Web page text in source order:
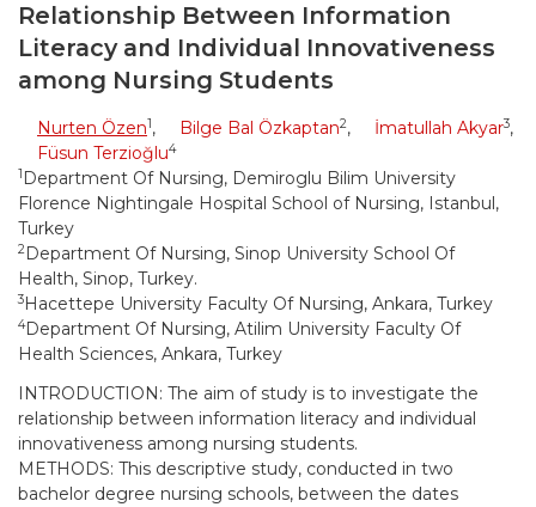
Relationship Between Information
Literacy and Individual Innovativeness
among Nursing Students
Nurten Özen1, Bilge Bal Özkaptan2, İmatullah Akyar3,
Füsun Terzioğlu4
1 Department Of Nursing, Demiroglu Bilim University
Florence Nightingale Hospital School of Nursing, Istanbul,
Turkey
2Department Of Nursing, Sinop University School Of
Health, Sinop, Turkey.
3Hacettepe University Faculty Of Nursing, Ankara, Turkey
4Department Of Nursing, Atilim University Faculty Of
Health Sciences, Ankara, Turkey
INTRODUCTION: The aim of study is to investigate the
relationship between information literacy and individual
innovativeness among nursing students.
METHODS: This descriptive study, conducted in two
bachelor degree nursing schools, between the dates